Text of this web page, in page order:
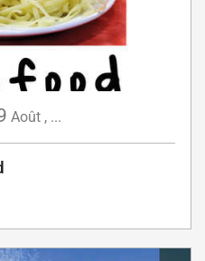
Août , ...